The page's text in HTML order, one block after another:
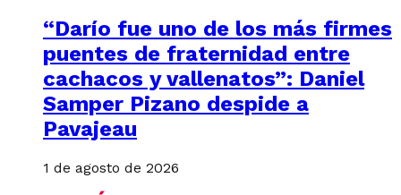
“Darío fue uno de los más firmes
puentes de fraternidad entre
cachacos y vallenatos”: Daniel
Samper Pizano despide a
Pavajeau
1 de agosto de 2026